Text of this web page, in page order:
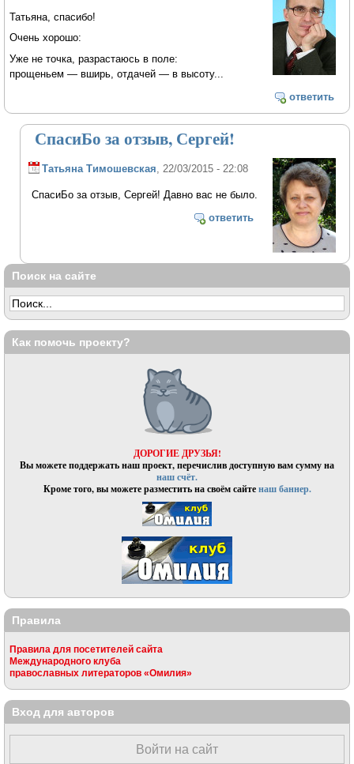
Татьяна, спасибо!
Очень хорошо:
Уже не точка, разрастаюсь в поле:
прощеньем — вширь, отдачей — в высоту...
ответить
СпасиБо за отзыв, Сергей!
Татьяна Тимошевская, 22/03/2015 - 22:08
СпасиБо за отзыв, Сергей! Давно вас не было.
ответить
Поиск на сайте
Как помочь проекту?
ДОРОГИЕ ДРУЗЬЯ!
Вы можете поддержать наш проект, перечислив доступную вам сумму на
наш счёт.
Кроме того, вы можете разместить на своём сайтенаш баннер.
Правила
Правила для посетителей сайта
Международного клуба
православных литераторов «Омилия»
Вход для авторов
Войти на сайт